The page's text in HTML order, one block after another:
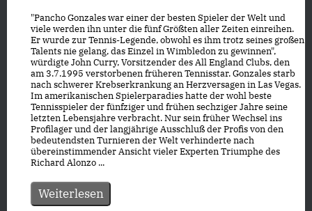
"Pancho Gonzales war einer der besten Spieler der Welt und
viele werden ihn unter die fünf Größten aller Zeiten einreihen.
Er wurde zur Tennis-Legende, obwohl es ihm trotz seines großen
Talents nie gelang, das Einzel in Wimbledon zu gewinnen",
würdigte John Curry, Vorsitzender des All England Clubs, den
am 3.7.1995 verstorbenen früheren Tennisstar. Gonzales starb
nach schwerer Krebserkrankung an Herzversagen in Las Vegas.
Im amerikanischen Spielerparadies hatte der wohl beste
Tennisspieler der fünfziger und frühen sechziger Jahre seine
letzten Lebensjahre verbracht. Nur sein früher Wechsel ins
Profilager und der langjährige Ausschluß der Profis von den
bedeutendsten Turnieren der Welt verhinderte nach
übereinstimmender Ansicht vieler Experten Triumphe des
Richard Alonzo ...
Weiterlesen